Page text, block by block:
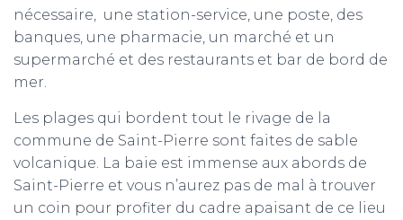
nécessaire, une station-service, une poste, des
banques, une pharmacie, un marché et un
supermarché et des restaurants et bar de bord de
mer.
Les plages qui bordent tout le rivage de la
commune de Saint-Pierre sont faites de sable
volcanique. La baie est immense aux abords de
Saint-Pierre et vous n’aurez pas de mal à trouver
un coin pour profiter du cadre apaisant de ce lieu